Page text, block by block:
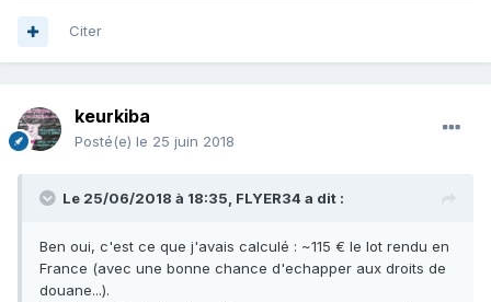
Citer
keurkiba
Posté(e) le 25 juin 2018
Le 25/06/2018 à 18:35, FLYER34 a dit :
Ben oui, c'est ce que j'avais calculé : ~115 € le lot rendu en
France (avec une bonne chance d'echapper aux droits de
douane...).